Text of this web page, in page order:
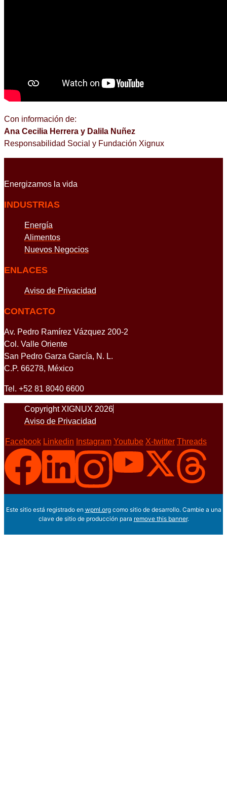
Con información de:
Ana Cecilia Herrera y Dalila Nuñez
Responsabilidad Social y Fundación Xignux
Energizamos la vida
INDUSTRIAS
Energía
Alimentos
Nuevos Negocios
ENLACES
Aviso de Privacidad
CONTACTO
Av. Pedro Ramírez Vázquez 200-2
Col. Valle Oriente
San Pedro Garza García, N. L.
C.P. 66278, México
Tel. +52 81 8040 6600
Copyright XIGNUX 2026
Aviso de Privacidad
Facebook Linkedin Instagram Youtube X-twitter Threads
Este sitio está registrado en wpml.orgcomo sitio de desarrollo. Cambie a una
clave de sitio de producción para remove this banner.